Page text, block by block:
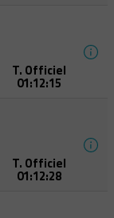
T. Officiel
01:12:15
T. Officiel
01:12:28